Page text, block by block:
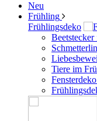
Neu
Frühling
Frühlingsdeko
Tiere im